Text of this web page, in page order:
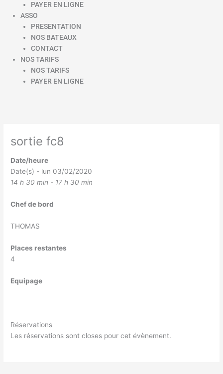
PAYER EN LIGNE
ASSO
PRESENTATION
NOS BATEAUX
CONTACT
NOS TARIFS
NOS TARIFS
PAYER EN LIGNE
sortie fc8
Date/heure
Date(s) - lun 03/02/2020
14 h 30 min - 17 h 30 min
Chef de bord
THOMAS
Places restantes
4
Equipage
Réservations
Les réservations sont closes pour cet évènement.